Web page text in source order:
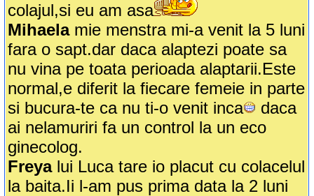
colajul,si eu am asa
Mihaelamie menstra mi-a venit la 5 luni
fara o sapt.dar daca alaptezi poate sa
nu vina pe toata perioada alaptarii.Este
normal,e diferit la fiecare femeie in parte
si bucura-te ca nu ti-o venit inca
daca
ai nelamuriri fa un control la un eco
ginecolog.
Freyalui Luca tare io placut cu colacelul
la baita.Ii l-am pus prima data la 2 luni